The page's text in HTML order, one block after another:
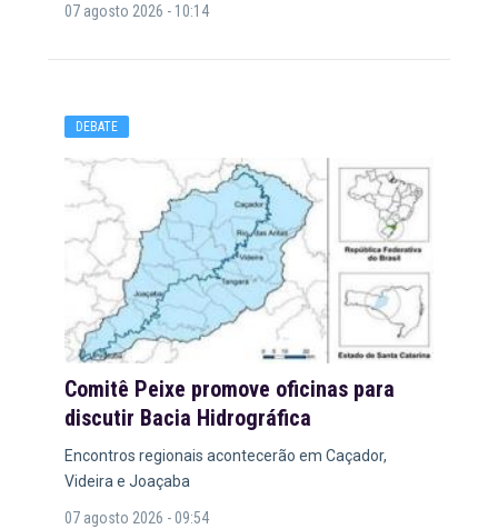
07 agosto 2026 - 10:14
DEBATE
Comitê Peixe promove oficinas para
discutir Bacia Hidrográfica
Encontros regionais acontecerão em Caçador,
Videira e Joaçaba
07 agosto 2026 - 09:54